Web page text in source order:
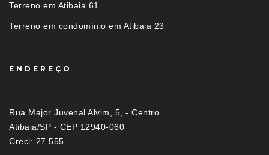
Terreno em Atibaia 61
Terreno em condomínio em Atibaia 23
ENDEREÇO
Rua Major Juvenal Alvim, 5, - Centro
Atibaia/SP - CEP 12940-060
Creci: 27.555